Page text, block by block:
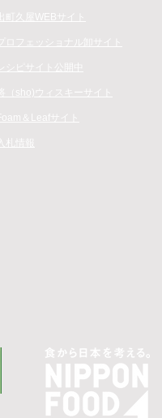
​出町久屋WEBサイト​
​​プロフェッショナル卸サイト
​​将（sho)ウィスキーサイト
Foam＆Leafサイト
​入札情報